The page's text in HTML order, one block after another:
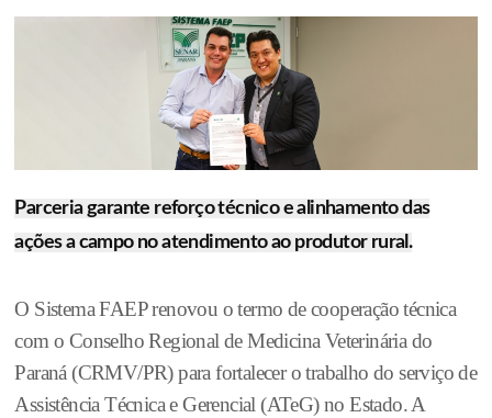
Parceria garante reforço técnico e alinhamento das
ações a campo no atendimento ao produtor rural.
O Sistema FAEP renovou o termo de cooperação técnica
com o Conselho Regional de Medicina Veterinária do
Paraná (CRMV/PR) para fortalecer o trabalho do serviço de
Assistência Técnica e Gerencial (ATeG) no Estado. A